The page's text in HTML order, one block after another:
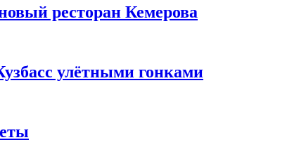
ресторан Кемерова
улётными гонками